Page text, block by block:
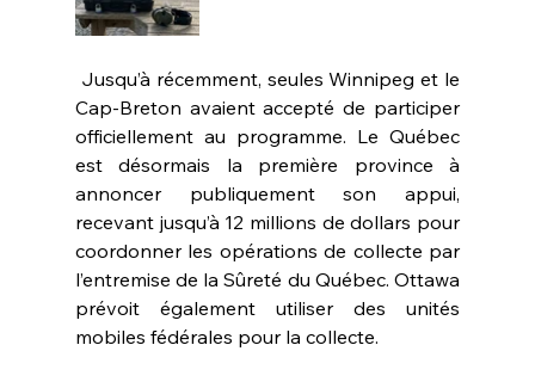
Cap-Breton avaient accepté de participer
officiellement au programme. Le Québec
est désormais la première province à
annoncer publiquement son appui,
recevant jusqu’à 12 millions de dollars pour
coordonner les opérations de collecte par
l’entremise de la Sûreté du Québec. Ottawa
prévoit également utiliser des unités
mobiles fédérales pour la collecte.